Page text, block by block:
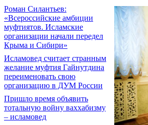
Роман Силантьев:
«Всероссийские амбиции
муфтиятов. Исламские
организации начали передел
Крыма и Сибири»
Исламовед считает странным
желание муфтия Гайнутдина
переименовать свою
организацию в ДУМ России
Пришло время объявить
тотальную войну ваххабизму
– исламовед